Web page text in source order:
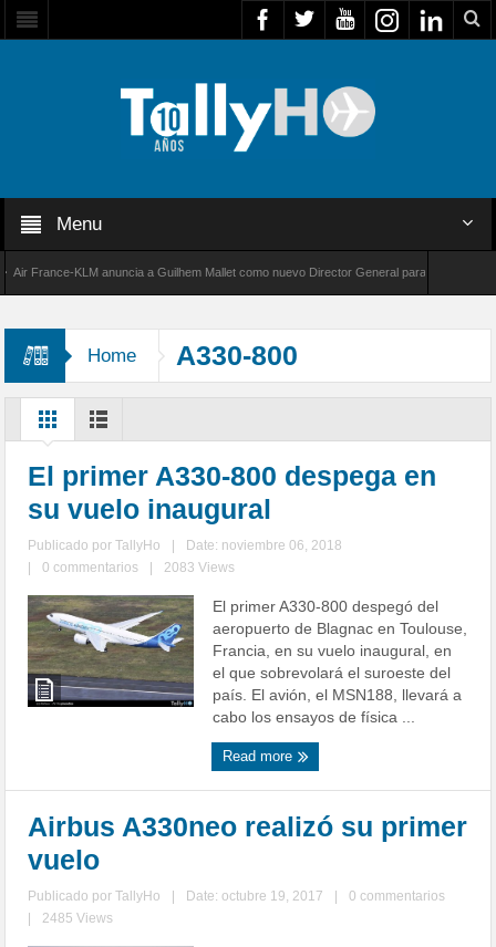
Menu
KLM anuncia a Guilhem Mallet como nuevo Director General para América Latina
Home A330-800
El primer A330-800 despega en
su vuelo inaugural
Publicado porTallyHo
Date: noviembre 06, 2018
0 commentarios 2083 Views
El primer A330-800 despegó del
aeropuerto de Blagnac en Toulouse,
Francia, en su vuelo inaugural, en
el que sobrevolará el suroeste del
país. El avión, el MSN188, llevará a
cabo los ensayos de física ...
Read more
Airbus A330neo realizó su primer
vuelo
Publicado porTallyHo Date: octubre 19, 2017
0 commentarios
2485 Views